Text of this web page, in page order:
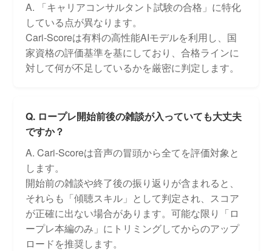
A. 「キャリアコンサルタント試験の合格」に特化
している点が異なります。
Cari-Scoreは有料の高性能AIモデルを利用し、国
家資格の評価基準を基にしており、合格ラインに
対して何が不足しているかを厳密に判定します。
Q. ロープレ開始前後の雑談が入っていても大丈夫
ですか？
A. Cari-Scoreは音声の冒頭から全てを評価対象と
します。
開始前の雑談や終了後の振り返りが含まれると、
それらも「傾聴スキル」として判定され、スコア
が正確に出ない場合があります。可能な限り「ロ
ープレ本編のみ」にトリミングしてからのアップ
ロードを推奨します。